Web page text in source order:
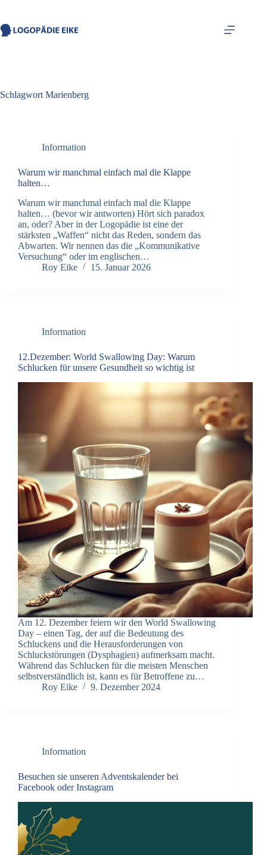
Schlagwort Marienberg
Information
Warum wir manchmal einfach mal die Klappe
halten…
Warum wir manchmal einfach mal die Klappe
halten… (bevor wir antworten) ​Hört sich paradox
an, oder? Aber in der Logopädie ist eine der
stärksten „Waffen“ nicht das Reden, sondern das
Abwarten. ​Wir nennen das die „Kommunikative
Versuchung“ oder im englischen…
Roy Eike
15. Januar 2026
Information
12.Dezember: World Swallowing Day: Warum
Schlucken für unsere Gesundheit so wichtig ist
Am 12. Dezember feiern wir den World Swallowing
Day – einen Tag, der auf die Bedeutung des
Schluckens und die Herausforderungen von
Schluckstörungen (Dysphagien) aufmerksam macht.
Während das Schlucken für die meisten Menschen
selbstverständlich ist, kann es für Betroffene zu…
Roy Eike
9. Dezember 2024
Information
Besuchen sie unseren Adventskalender bei
Facebook oder Instagram